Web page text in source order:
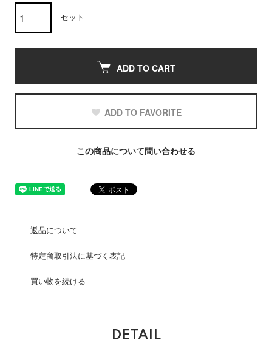
セット
ADD TO CART
ADD TO FAVORITE
この商品について問い合わせる
返品について
特定商取引法に基づく表記
買い物を続ける
DETAIL